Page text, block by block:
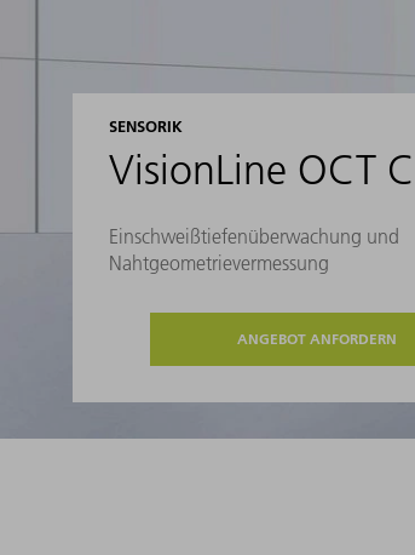
SENSORIK
VisionLine OCT
Einschweißtiefenüberwachung und
Nahtgeometrievermessung
ANGEBOT ANFORDERN